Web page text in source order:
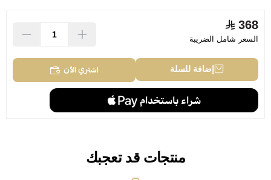
368
السعر شامل الضريبة
إضافة للسلة اشتري الآن
منتجات قد تعجبك